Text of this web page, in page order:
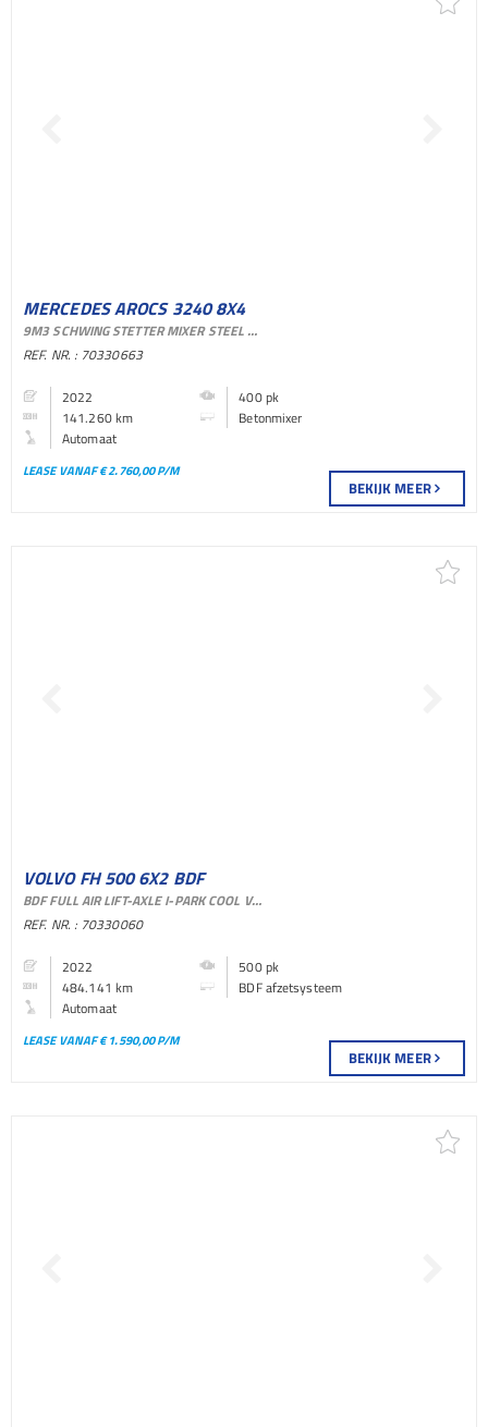
MERCEDES AROCS 3240 8X4
BETONMIXER BAKWAGEN
9M3 SCHWING STETTER MIXER STEEL SUSPENSION AUTOMATIC EURO 6
REF. NR. : 70330663
2022
400 pk
141.260 km
Betonmixer
Automaat
LEASE VANAF € 2.760,00 P/M
BEKIJK MEER
VOLVO FH 500 6X2 BDF
AFZETSYSTEEM BAKWAGEN
BDF FULL AIR LIFT-AXLE I-PARK COOL VEB+ EURO 6
REF. NR. : 70330060
2022
500 pk
484.141 km
BDF afzetsysteem
Automaat
LEASE VANAF € 1.590,00 P/M
BEKIJK MEER